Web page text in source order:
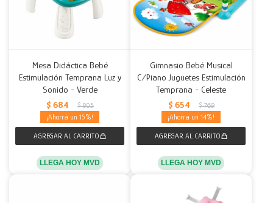
Mesa Didáctica Bebé
Estimulación Temprana Luz y
Sonido - Verde
$ 684 $ 805
15
LLEGA HOY MVD
Gimnasio Bebé Musical
C/Piano Juguetes Estimulación
Temprana - Celeste
$ 654 $ 769
14
LLEGA HOY MVD